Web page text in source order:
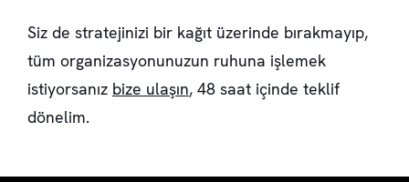
Siz de stratejinizi bir kağıt üzerinde bırakmayıp,
tüm organizasyonunuzun ruhuna işlemek
istiyorsanız bize ulaşın, 48 saat içinde teklif
dönelim.